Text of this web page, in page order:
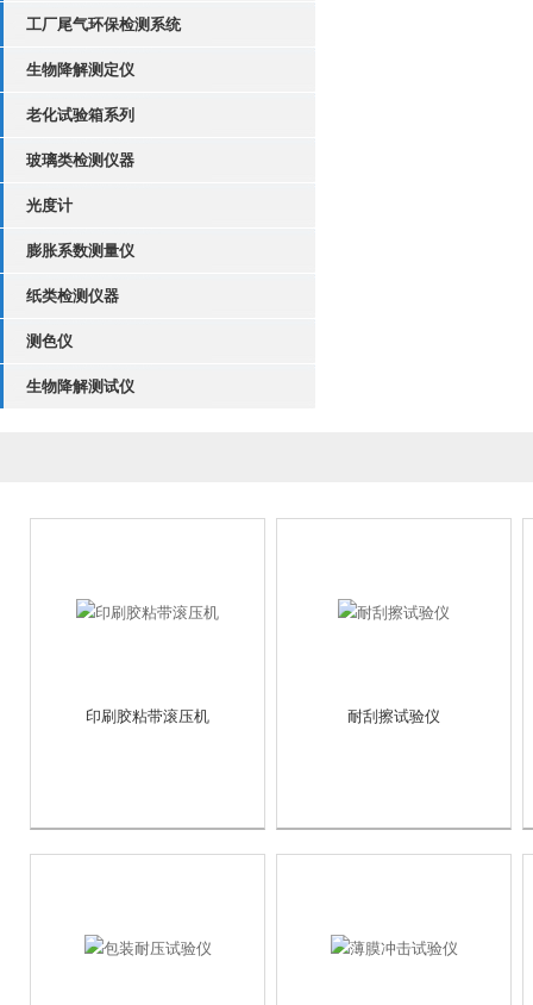
工厂尾气环保检测系统
生物降解测定仪
老化试验箱系列
玻璃类检测仪器
光度计
膨胀系数测量仪
纸类检测仪器
测色仪
生物降解测试仪
印刷胶粘带滚压机 耐刮擦试验仪